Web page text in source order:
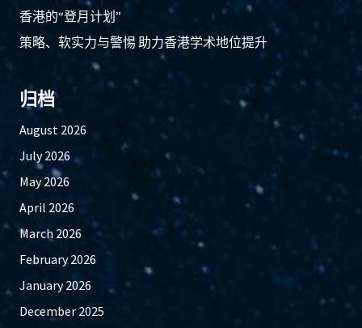
香港的“登月计划”
策略、软实力与警惕 助力香港学术地位提升
归档
August 2026
July 2026
May 2026
April 2026
March 2026
February 2026
January 2026
December 2025